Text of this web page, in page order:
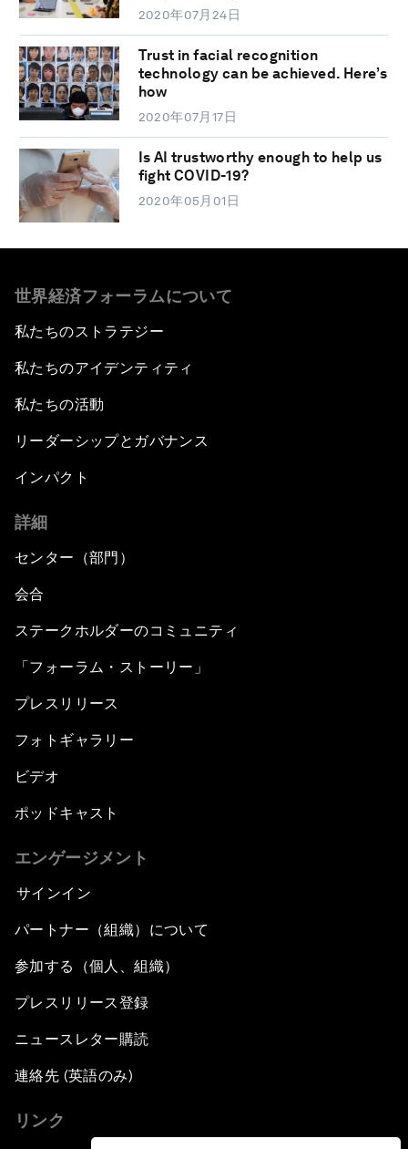
2020年07月24日
Trust in facial recognition
technology can be achieved. Here’s
how
2020年07月17日
Is AI trustworthy enough to help us
fight COVID-19?
2020年05月01日
世界経済フォーラムについて
私たちのストラテジー
私たちのアイデンティティ
私たちの活動
リーダーシップとガバナンス
インパクト
詳細
センター（部門）
会合
ステークホルダーのコミュニティ
「フォーラム・ストーリー」
プレスリリース
フォトギャラリー
ビデオ
ポッドキャスト
エンゲージメント
サインイン
パートナー（組織）について
参加する（個人、組織）
プレスリリース登録
ニュースレター購読
連絡先 (英語のみ)
リンク